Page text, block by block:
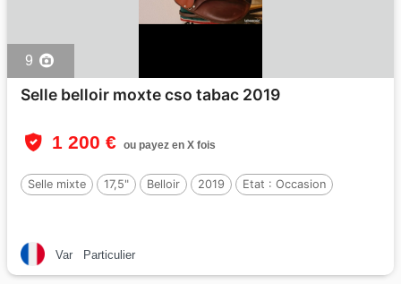
9
Selle belloir moxte cso tabac 2019
1 200 € ou payez en X fois
Selle mixte 17,5" Belloir 2019 Etat : Occasion
Var Particulier